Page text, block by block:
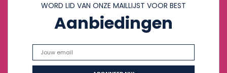
WORD LID VAN ONZE MAILLIJST VOOR BEST
Aanbiedingen